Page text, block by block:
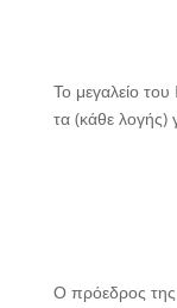
Το μεγαλείο
τα (κάθε λογής)
Ο πρόεδρος